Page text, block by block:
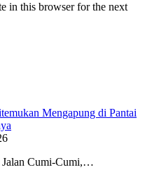
in this browser for the next
Mengapung di Pantai
Jalan Cumi-Cumi,…